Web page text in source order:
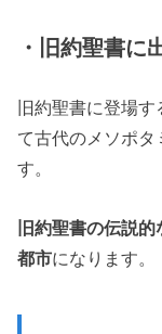
・旧約聖書に
旧約聖書に登場
て古代のメソポ
す。
旧約聖書の伝説
都市になります。